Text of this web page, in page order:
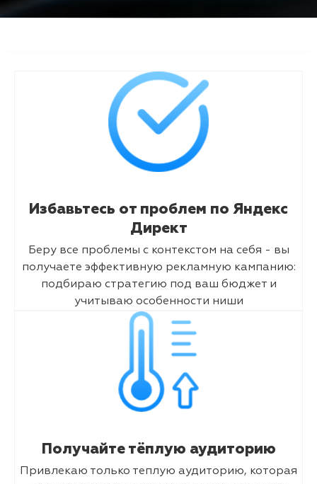
Избавьтесь от проблем по Яндекс
Директ
Беру все проблемы с контекстом на себя - вы
получаете эффективную рекламную кампанию:
подбираю стратегию под ваш бюджет и
учитываю особенности ниши
Получайте тёплую аудиторию
Привлекаю только теплую аудиторию, которая